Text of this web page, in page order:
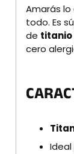
Amarás
todo. Es
de
cero